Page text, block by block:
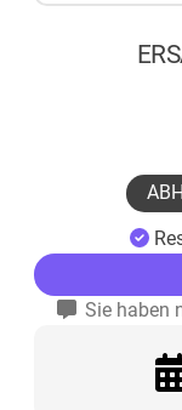
Sie haben